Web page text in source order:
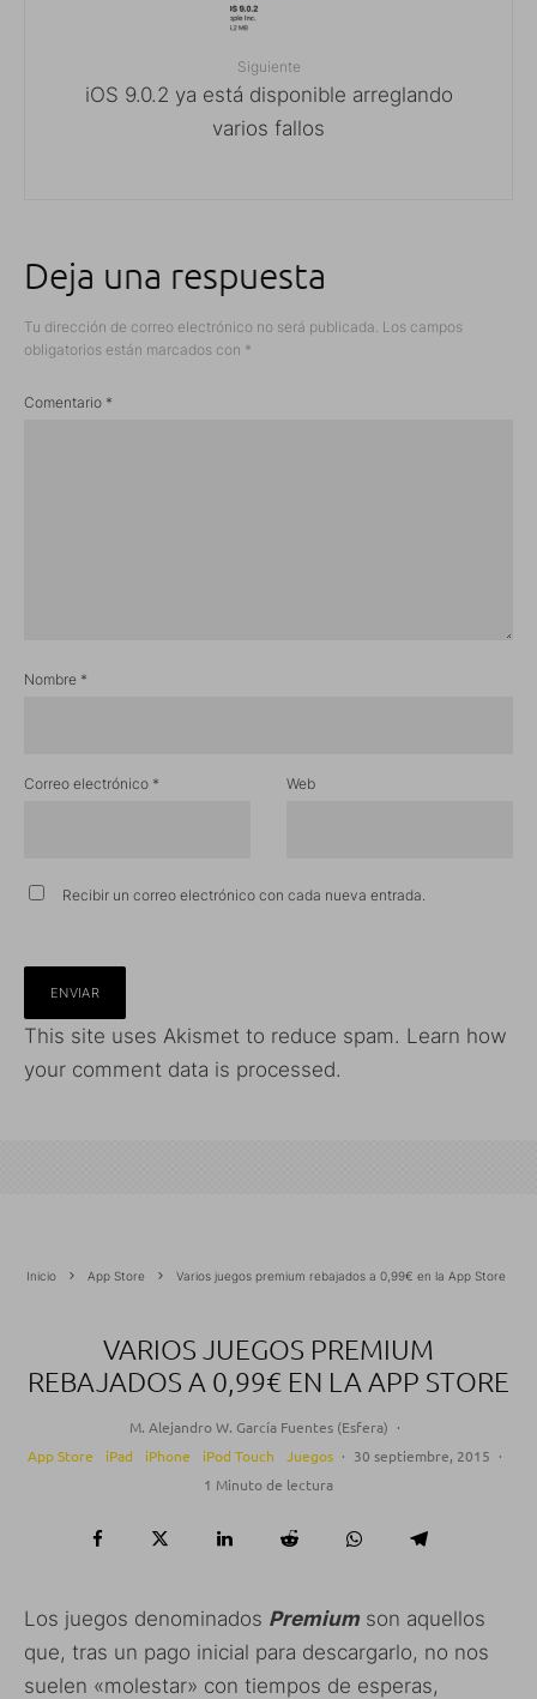
Siguiente
iOS 9.0.2 ya está disponible arreglando
varios fallos
Deja una respuesta
Tu dirección de correo electrónico no será publicada. Los campos
obligatorios están marcados con *
Comentario *
Nombre *
Correo electrónico * Web
Recibir un correo electrónico con cada nueva entrada.
This site uses Akismet to reduce spam. Learn how
your comment data is processed.
Inicio App Store Varios juegos premium rebajados a 0,99€ en la App Store
VARIOS JUEGOS PREMIUM
REBAJADOS A 0,99€ EN LA APP STORE
M. Alejandro W. García Fuentes (Esfera) ·
App Store
iPad iPhone iPod Touch Juegos · 30 septiembre, 2015 ·
1 Minuto de lectura
Los juegos denominados Premium son aquellos
que, tras un pago inicial para descargarlo, no nos
suelen «molestar» con tiempos de esperas,